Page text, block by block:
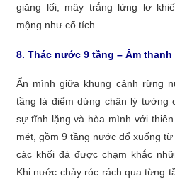
giăng lối, mây trắng lửng lơ
mộng như cổ tích.
8. Thác nước 9 tầng – Âm
Ẩn mình giữa khung cảnh rừng
tầng là điểm dừng chân lý tưởng
sự tĩnh lặng và hòa mình với
mét, gồm 9 tầng nước đổ xuống
các khối đá được chạm khắc
Khi nước chảy róc rách qua từng